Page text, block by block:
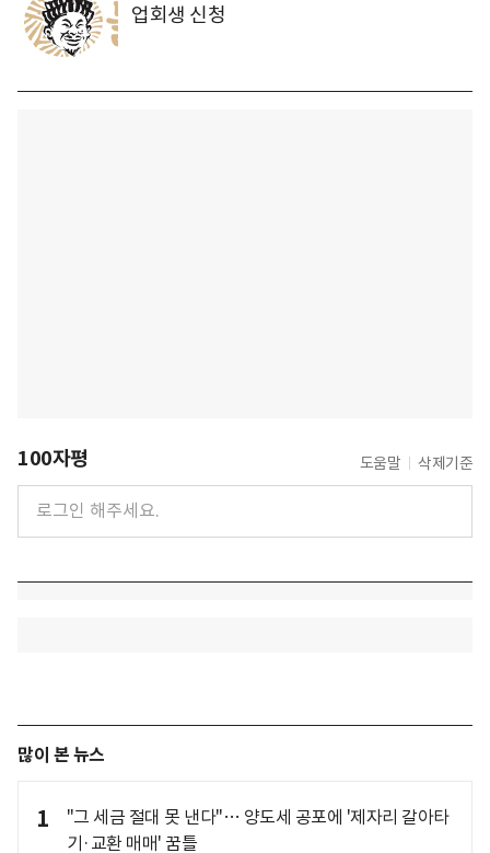
업회생 신청
100자평 도움말 삭제기준
많이 본 뉴스
1
"그 세금 절대 못 낸다"… 양도세 공포에 '제자리 갈아타
기·교환 매매' 꿈틀